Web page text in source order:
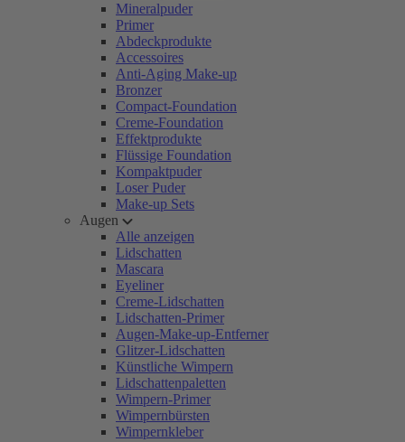
Mineralpuder
Primer
Abdeckprodukte
Accessoires
Anti-Aging Make-up
Bronzer
Compact-Foundation
Creme-Foundation
Effektprodukte
Flüssige Foundation
Kompaktpuder
Loser Puder
Make-up Sets
Augen
Alle anzeigen
Lidschatten
Mascara
Eyeliner
Creme-Lidschatten
Lidschatten-Primer
Augen-Make-up-Entferner
Glitzer-Lidschatten
Künstliche Wimpern
Lidschattenpaletten
Wimpern-Primer
Wimpernbürsten
Wimpernkleber